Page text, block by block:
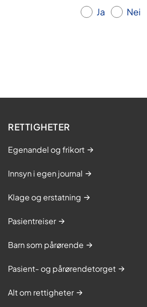
Ja Nei
RETTIGHETER
Egenandel og frikort
Innsyn i egen journal
Klage og erstatning
Pasientreiser
Barn som pårørende
Pasient- og pårørendetorget
Alt om rettigheter